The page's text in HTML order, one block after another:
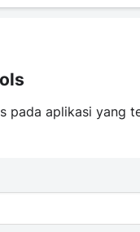
pada aplikasi yang